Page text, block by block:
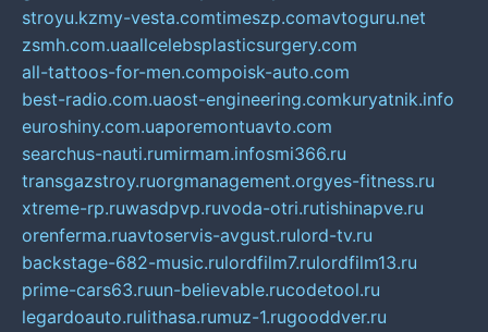
stroyu.kzmy-vesta.comtimeszp.comavtoguru.net
zsmh.com.uaallcelebsplasticsurgery.com
all-tattoos-for-men.compoisk-auto.com
best-radio.com.uaost-engineering.comkuryatnik.info
euroshiny.com.uaporemontuavto.com
searchus-nauti.rumirmam.infosmi366.ru
transgazstroy.ruorgmanagement.orgyes-fitness.ru
xtreme-rp.ruwasdpvp.ruvoda-otri.rutishinapve.ru
orenferma.ruavtoservis-avgust.rulord-tv.ru
backstage-682-music.rulordfilm7.rulordfilm13.ru
prime-cars63.ruun-believable.rucodetool.ru
legardoauto.rulithasa.rumuz-1.rugooddver.ru